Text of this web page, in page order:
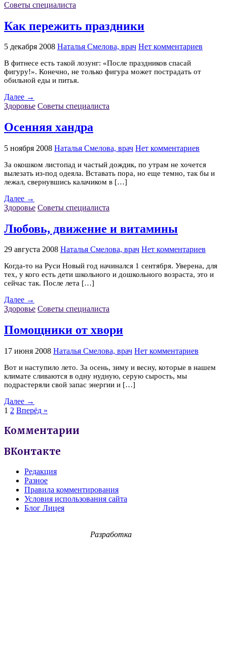
Советы специалиста
Как пережить праздники
5 декабря 2008 Наталья Смелова, врач Нет комментариев
В фитнесе есть такой лозунг: «После праздников спасай
фигуру!». Конечно, не только фигура может пострадать от
обильной еды и питья.
Далее →
Здоровье Советы специалиста
Осенняя хандра
5 ноября 2008 Наталья Смелова, врач Нет комментариев
За окошком листопад и частый дождик, по утрам не хочется
вылезать из-под одеяла. Вставать пора, но еще темно, так бы и
лежал, свернувшись калачиком в […]
Далее →
Здоровье Советы специалиста
Любовь, движение и витамины
29 августа 2008 Наталья Смелова, врач Нет комментариев
Когда-то на Руси Новый год начинался 1 сентября. Уверена, для
тех, у кого есть дети школьного и дошкольного возраста, это и
сейчас так. После лета […]
Далее →
Здоровье Советы специалиста
Помощники от хвори
17 июня 2008 Наталья Смелова, врач Нет комментариев
Вот и наступило лето. За осень, зиму и весну, которые в нашем
климате сливаются в одну нудную, серую сырость, мы
подрастеряли свой запас энергии и […]
Далее →
1 2 Вперёд »
Комментарии
ВКонтакте
Редакция
Разное
Правила комментирования
Условия использования сайта
Блог Лицея
Разработка